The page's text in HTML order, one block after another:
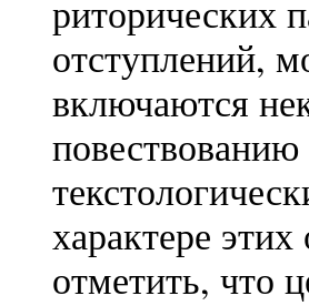
риторических
отступлений,
включаются
характере
отметить, что